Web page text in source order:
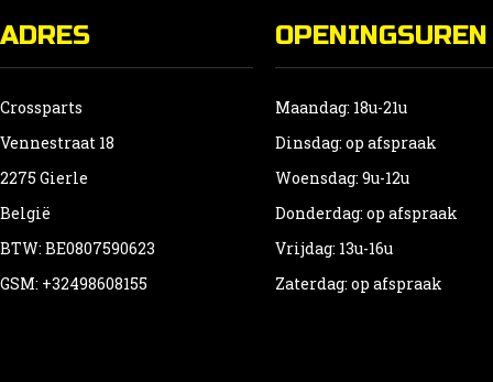
ADRES
Crossparts
Vennestraat 18
2275 Gierle
België
BTW: BE0807590623
GSM: +32498608155
OPENINGSUREN
Maandag: 18u-21u
Dinsdag: op afspraak
Woensdag: 9u-12u
Donderdag: op afspraak
Vrijdag: 13u-16u
Zaterdag: op afspraak